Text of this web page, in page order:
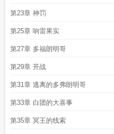
第23章 神罚
第25章 响雷果实
第27章 多福朗明哥
第29章 开战
第31章 逃离的多弗朗明哥
第33章 白团的大喜事
第35章 冥王的线索